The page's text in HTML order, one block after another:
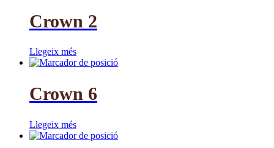
Crown 2
Llegeix més
Crown 6
Llegeix més